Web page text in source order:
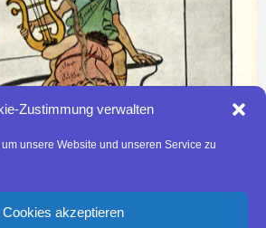
Zustimmung verwalten
unsere Website und unseren Service zu
Cookies akzeptieren